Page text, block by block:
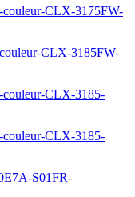
CLX-3175FW-
CLX-3185FW-
CLX-3185-
CLX-3185-
S01FR-